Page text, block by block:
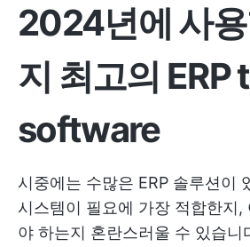
2024년에 사
지 최고의 ERP
software
시중에는 수많은 ERP 솔루션이
시스템이 필요에 가장 적합한지,
야 하는지 혼란스러울 수 있습니